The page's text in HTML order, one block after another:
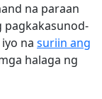
na paraan
pagkakasunod-
na suriin ang
halaga ng